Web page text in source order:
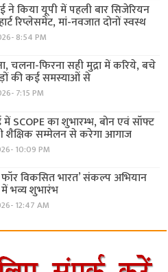
किया यूपी में पहली बार सिजेरियन
रिप्लेसमेंट, मां-नवजात दोनों स्वस्थ
8:54 PM
चलना-फिरना सही मुद्रा में करिये, बचे
की कई समस्याओं से
7:15 PM
का शुभारम्भ, बोन एवं सॉफ्ट
शैक्षिक सम्मेलन से करेगा आगाज
10:09 PM
फॉर विकसित भारत’ संकल्प अभियान
में भव्य शुभारंभ
12:47 AM